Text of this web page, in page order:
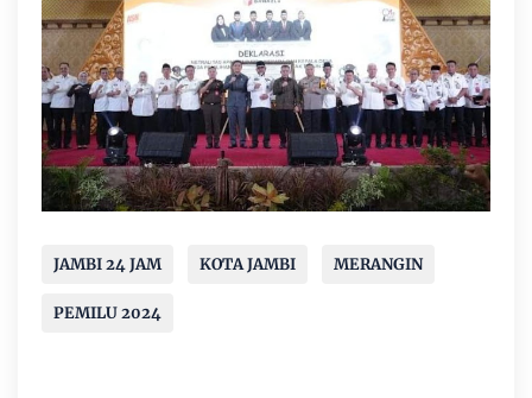
JAMBI 24 JAM KOTA JAMBI MERANGIN
PEMILU 2024